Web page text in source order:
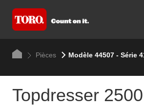
Pièces Modèle 44507 - Série
Topdresser